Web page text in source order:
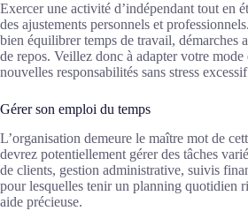
Exercer une activité d’indépendant tout en
des ajustements personnels et
bien équilibrer temps de travail, démarches
de repos. Veillez donc à adapter votre
nouvelles responsabilités sans stress
Gérer son emploi du temps
L’organisation demeure le maître mot de
devrez potentiellement gérer des tâches
de clients, gestion administrative, suivis
pour lesquelles tenir un planning quotidien
aide précieuse.